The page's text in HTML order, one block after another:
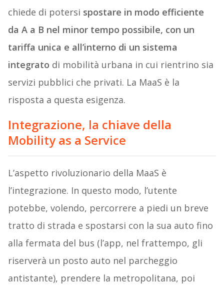
chiede di potersi spostare in modo efficiente
da A a B nel minor tempo possibile, con un
tariffa unica e all’interno di un sistema
integrato di mobilità urbana in cui rientrino sia
servizi pubblici che privati. La MaaS è la
risposta a questa esigenza.
Integrazione, la chiave della
Mobility as a Service
L’aspetto rivoluzionario della MaaS è
l’integrazione. In questo modo, l’utente
potebbe, volendo, percorrere a piedi un breve
tratto di strada e spostarsi con la sua auto fino
alla fermata del bus (l’app, nel frattempo, gli
riserverà un posto auto nel parcheggio
antistante), prendere la metropolitana, poi